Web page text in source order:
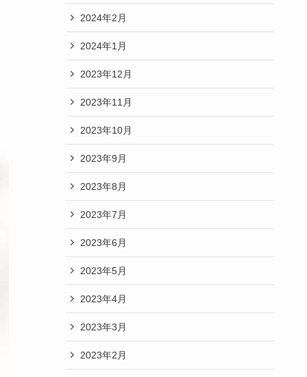
2024年2月
2024年1月
2023年12月
2023年11月
2023年10月
2023年9月
2023年8月
2023年7月
2023年6月
2023年5月
2023年4月
2023年3月
2023年2月